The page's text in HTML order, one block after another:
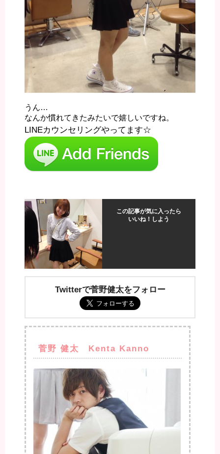
うん…
なんか慣れてきたみたいで嬉しいですね。
LINEカウンセリングやってます☆
この記事が気に入ったら
いいね！しよう
Twitterで菅野健太をフォロー
菅野 健太 Kenta Kanno